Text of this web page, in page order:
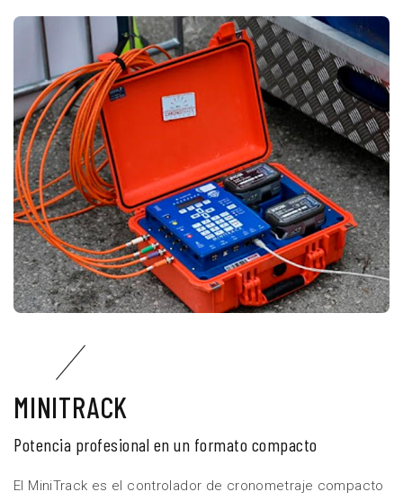
MINITRACK
Potencia profesional en un formato compacto
El MiniTrack es el controlador de cronometraje compacto